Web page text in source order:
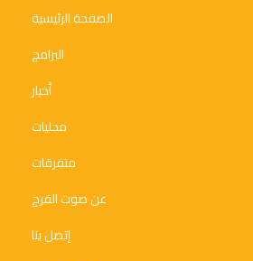
الصفحة الرئيسية
البرامج
أخبار
محليات
متفرقات
عن صوت الفرح
إتصل بنا